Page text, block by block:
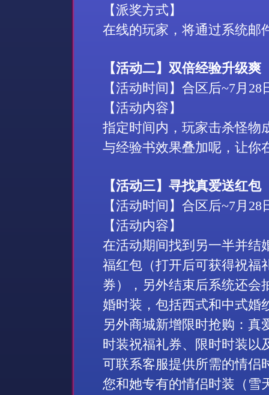
【派奖方式】
在线的玩家，将通过系统邮
【活动二】双倍经验升级爽
【活动时间】合区后~7月 28
【活动内容】
指定时间内，玩家击杀怪物
与经验书效果叠加呢，让你
【活动三】寻找真爱送红包
【活动时间】合区后~7月 28
【活动内容】
在活动期间找到另一半并结
福红包（打开后可获得祝福
券），另外结束后系统还会
婚时装，包括西式和中式婚
另外商城新增限时抢购：真
时装祝福礼券、限时时装以
可联系客服提供所需的情侣
您和她专有的情侣时装（雪